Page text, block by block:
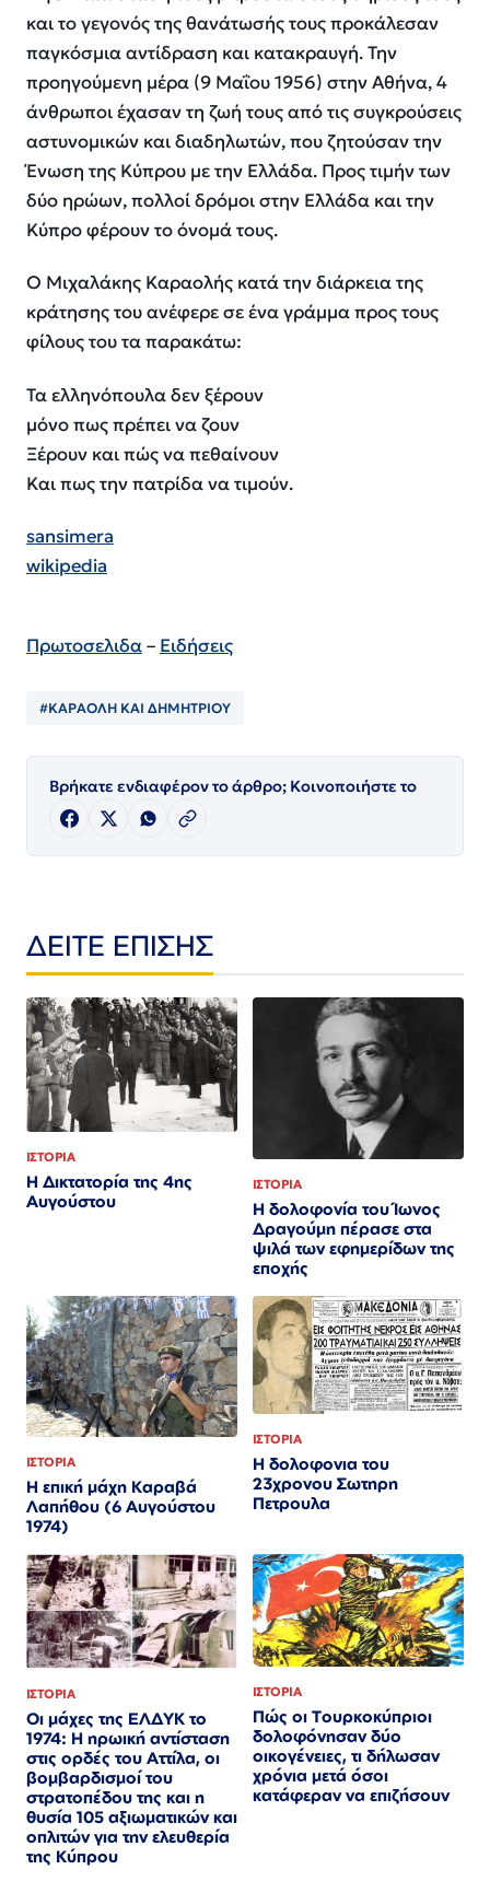
και το γεγονός της θανάτωσής τους προκάλεσαν
παγκόσμια αντίδραση και κατακραυγή. Την
προηγούμενη μέρα (9 Μαΐου 1956) στην Αθήνα, 4
άνθρωποι έχασαν τη ζωή τους από τις συγκρούσεις
αστυνομικών και διαδηλωτών, που ζητούσαν την
Ένωση της Κύπρου με την Ελλάδα. Προς τιμήν των
δύο ηρώων, πολλοί δρόμοι στην Ελλάδα και την
Κύπρο φέρουν το όνομά τους.
Ο Μιχαλάκης Καραολής κατά την διάρκεια της
κράτησης του ανέφερε σε ένα γράμμα προς τους
φίλους του τα παρακάτω:
Τα ελληνόπουλα δεν ξέρουν
μόνο πως πρέπει να ζουν
Ξέρουν και πώς να πεθαίνουν
Kαι πως την πατρίδα να τιμούν.
sansimera
wikipedia
Πρωτοσελιδα– Ειδήσεις
#ΚΑΡΑΟΛΗ ΚΑΙ ΔΗΜΗΤΡΙΟΥ
Βρήκατε ενδιαφέρον το άρθρο; Κοινοποιήστε το
ΔΕΙΤΕ ΕΠΙΣΗΣ
ΙΣΤΟΡΙΑ
Η Δικτατορία της 4ης
Αυγούστου
ΙΣΤΟΡΙΑ
Η δολοφονία του Ίωνος
Δραγούμη πέρασε στα
ψιλά των εφημερίδων της
εποχής
ΙΣΤΟΡΙΑ
Η επική μάχη Καραβά
Λαπήθου (6 Αυγούστου
1974)
ΙΣΤΟΡΙΑ
Η δολοφονια του
23χρονου Σωτηρη
Πετρουλα
ΙΣΤΟΡΙΑ
Οι μάχες της ΕΛΔΥΚ το
1974: Η ηρωική αντίσταση
στις ορδές του Αττίλα, οι
βομβαρδισμοί του
στρατοπέδου της και η
θυσία 105 αξιωματικών και
οπλιτών για την ελευθερία
της Κύπρου
ΙΣΤΟΡΙΑ
Πώς οι Τουρκοκύπριοι
δολοφόνησαν δύο
οικογένειες, τι δήλωσαν
χρόνια μετά όσοι
κατάφεραν να επιζήσουν